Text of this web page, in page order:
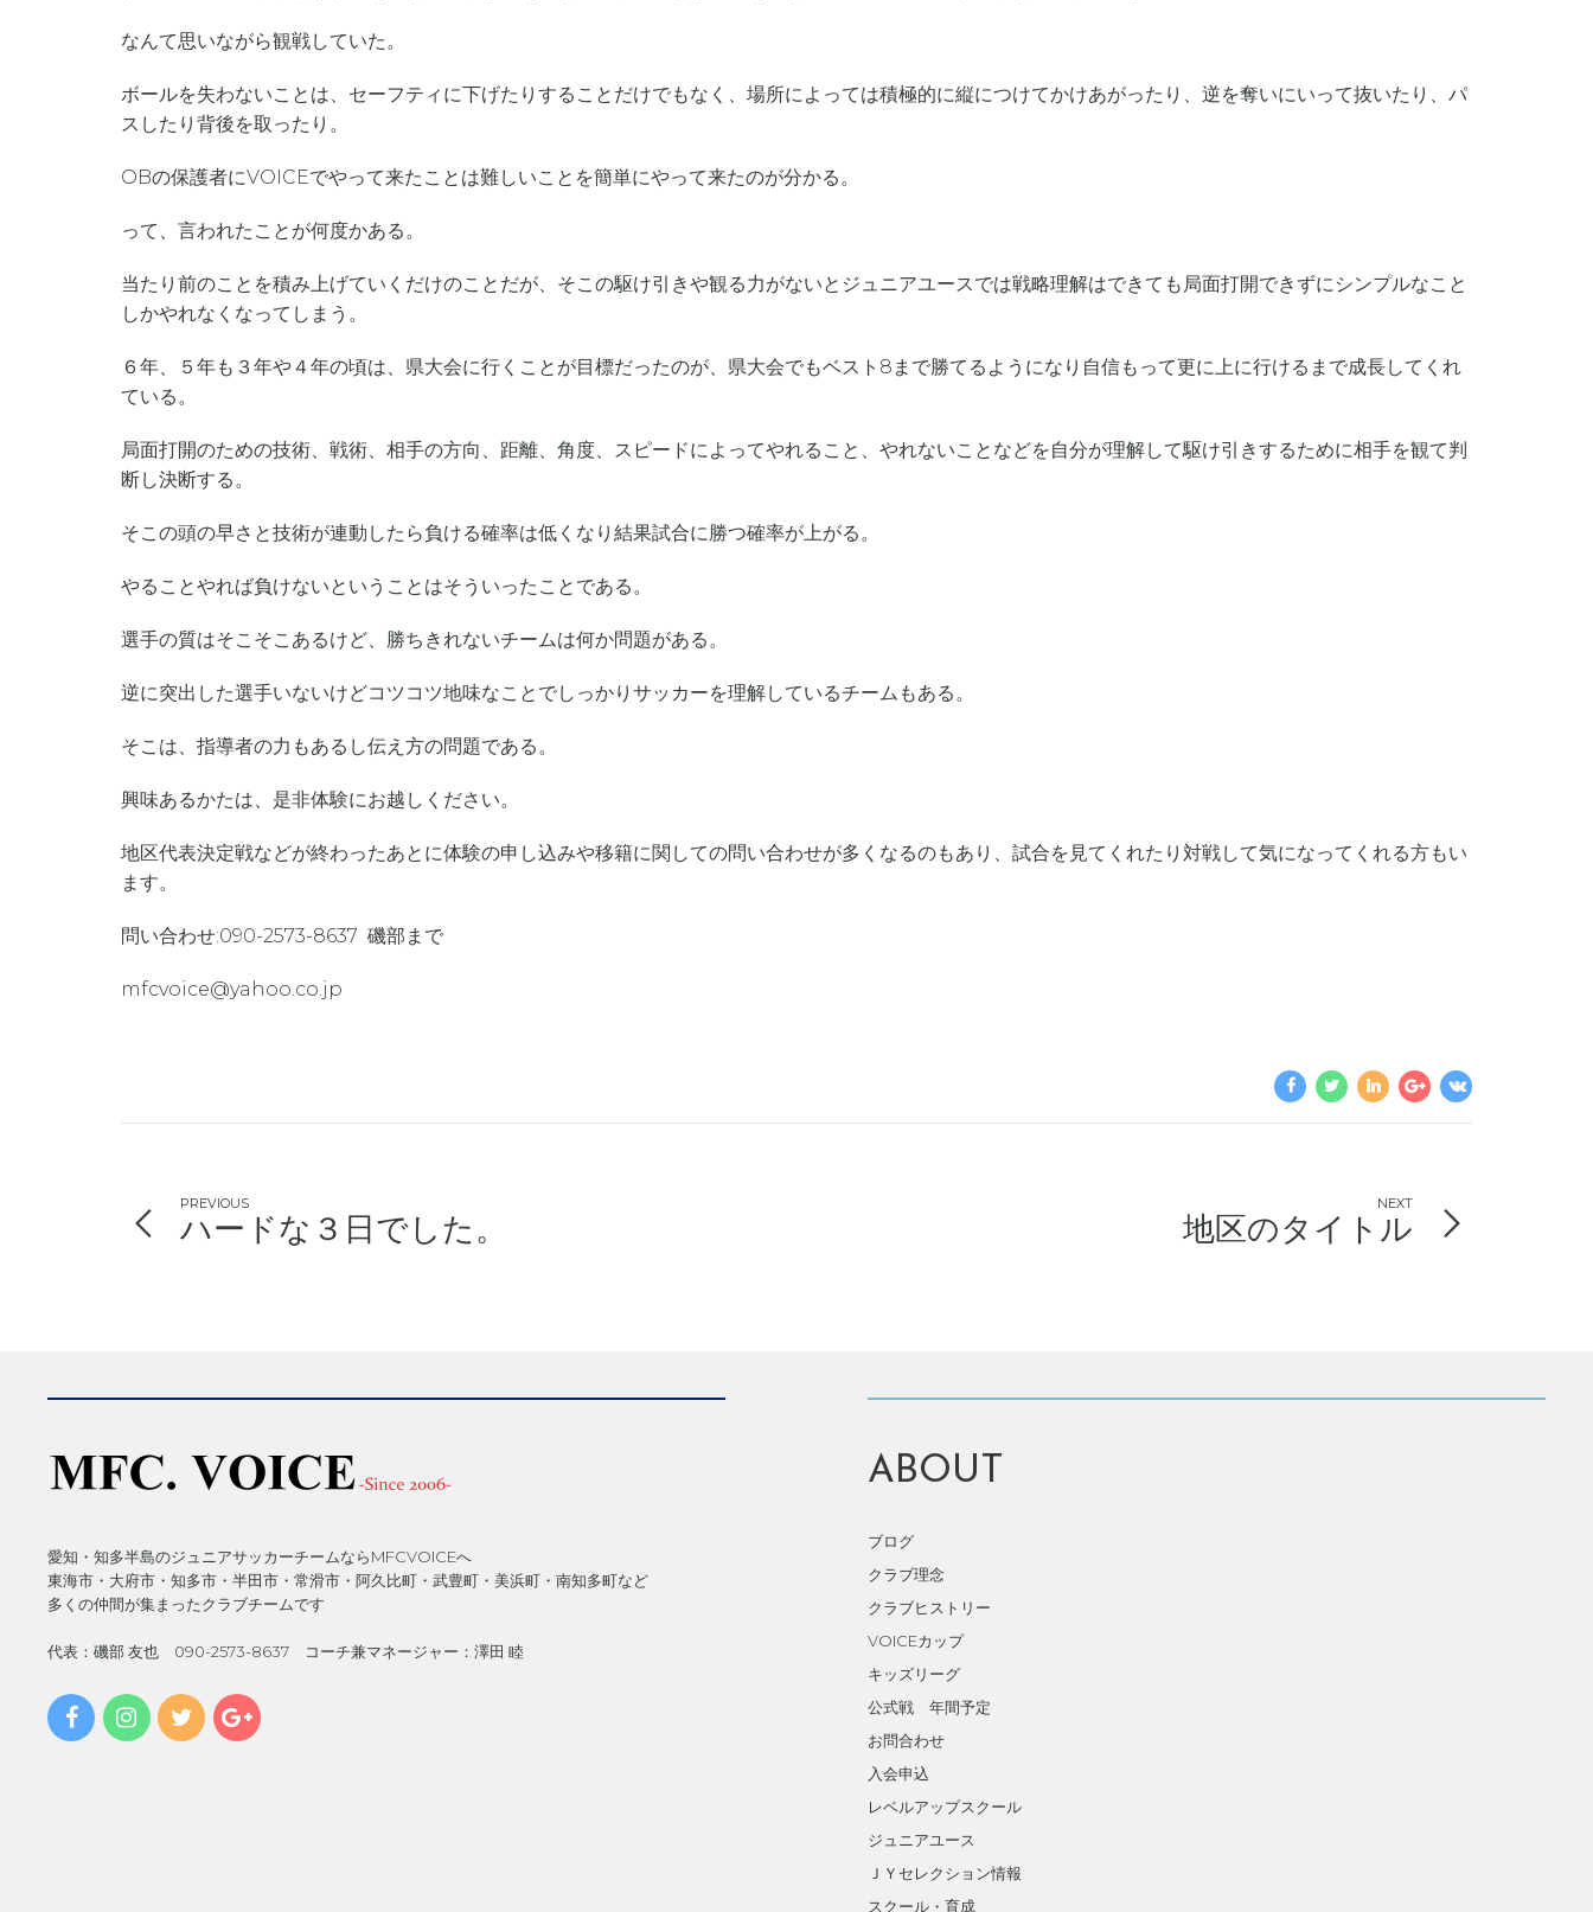
なんて思いながら観戦していた。
ボールを失わないことは、セーフティに下げたりすることだけでもなく、場所によっては積極的に縦につけてかけあがったり、逆を奪いにいって抜いたり、パ
スしたり背後を取ったり。
OBの保護者にVOICEでやって来たことは難しいことを簡単にやって来たのが分かる。
って、言われたことが何度かある。
当たり前のことを積み上げていくだけのことだが、そこの駆け引きや観る力がないとジュニアユースでは戦略理解はできても局面打開できずにシンプルなこと
しかやれなくなってしまう。
６年、５年も３年や４年の頃は、県大会に行くことが目標だったのが、県大会でもベスト8まで勝てるようになり自信もって更に上に行けるまで成長してくれ
ている。
局面打開のための技術、戦術、相手の方向、距離、角度、スピードによってやれること、やれないことなどを自分が理解して駆け引きするために相手を観て判
断し決断する。
そこの頭の早さと技術が連動したら負ける確率は低くなり結果試合に勝つ確率が上がる。
やることやれば負けないということはそういったことである。
選手の質はそこそこあるけど、勝ちきれないチームは何か問題がある。
逆に突出した選手いないけどコツコツ地味なことでしっかりサッカーを理解しているチームもある。
そこは、指導者の力もあるし伝え方の問題である。
興味あるかたは、是非体験にお越しください。
地区代表決定戦などが終わったあとに体験の申し込みや移籍に関しての問い合わせが多くなるのもあり、試合を見てくれたり対戦して気になってくれる方もい
ます。
問い合わせ:090-2573-8637 磯部まで
mfcvoice@yahoo.co.jp
PREVIOUS
ハードな３日でした。
NEXT
地区のタイトル
愛知・知多半島のジュニアサッカーチームならMFCVOICEへ
東海市・大府市・知多市・半田市・常滑市・阿久比町・武豊町・美浜町・南知多町など
多くの仲間が集まったクラブチームです
代表：磯部 友也 090-2573-8637 コーチ兼マネージャー：澤田 睦
ABOUT
ブログ
クラブ理念
クラブヒストリー
VOICEカップ
キッズリーグ
公式戦 年間予定
お問合わせ
入会申込
レベルアップスクール
ジュニアユース
ＪＹセレクション情報
スクール・育成